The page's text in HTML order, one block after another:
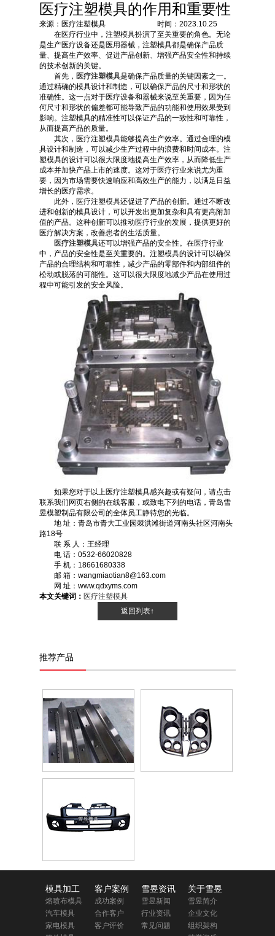
医疗注塑模具的作用和重要性
来源：医疗注塑模具 时间：2023.10.25
在医疗行业中，注塑模具扮演了至关重要的角色。无论
是生产医疗设备还是医用器械，注塑模具都是确保产品质
量、提高生产效率、促进产品创新、增强产品安全性和持续
的技术创新的关键。
首先， 医疗注塑模具是确保产品质量的关键因素之一。
通过精确的模具设计和制造，可以确保产品的尺寸和形状的
准确性。这一点对于医疗设备和器械来说至关重要，因为任
何尺寸和形状的偏差都可能导致产品的功能和使用效果受到
影响。注塑模具的精准性可以保证产品的一致性和可靠性，
从而提高产品的质量。
其次，医疗注塑模具能够提高生产效率。通过合理的模
具设计和制造，可以减少生产过程中的浪费和时间成本。注
塑模具的设计可以很大限度地提高生产效率，从而降低生产
成本并加快产品上市的速度。这对于医疗行业来说尤为重
要，因为市场需要快速响应和高效生产的能力，以满足日益
增长的医疗需求。
此外，医疗注塑模具还促进了产品的创新。通过不断改
进和创新的模具设计，可以开发出更加复杂和具有更高附加
值的产品。这种创新可以推动医疗行业的发展，提供更好的
医疗解决方案，改善患者的生活质量。
医疗注塑模具还可以增强产品的安全性。在医疗行业
中，产品的安全性是至关重要的。注塑模具的设计可以确保
产品的合理结构和可靠性，减少产品的零部件和内部组件的
松动或脱落的可能性。这可以很大限度地减少产品在使用过
程中可能引发的安全风险。
如果您对于以上医疗注塑模具感兴趣或有疑问，请点击
联系我们网页右侧的在线客服，或致电下列的电话，青岛雪
昱模塑制品有限公司的全体员工静待您的光临。
地 址：青岛市青大工业园棘洪滩街道河南头社区河南头
路18号
联 系 人：王经理
电 话：0532-66020828
手 机：18661680338
邮 箱：wangmiaotian8@163.com
网 址：www.qdxyms.com
本文关键词： 医疗注塑模具
返回列表↑
推荐产品
模具加工
熔喷布模具
汽车模具
家电模具
客户案例
成功案例
合作客户
客户评价
雪昱资讯
雪昱新闻
行业资讯
常见问题
关于雪昱
雪昱简介
企业文化
组织架构